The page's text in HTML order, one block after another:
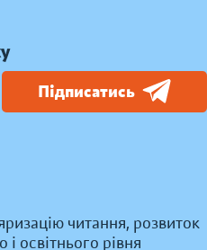
Підписатись
читання, розвиток
освітнього рівня